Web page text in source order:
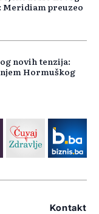
Meridiam preuzeo
novih tenzija:
Hormuškog
Kontakt